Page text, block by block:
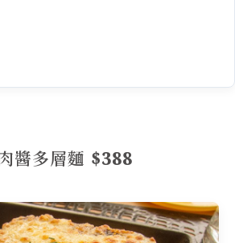
醬多層麵 $388